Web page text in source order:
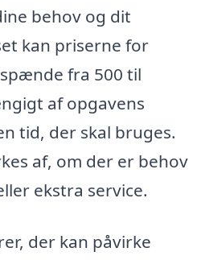
behov og dit
kan priserne for
fra 500 til
af opgavens
tid, der skal bruges.
af, om der er behov
ekstra service.
der kan påvirke